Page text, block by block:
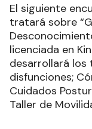
El siguiente
tratará sobre
licenciada en
desarrollará los
disfunciones;
Cuidados
Taller de